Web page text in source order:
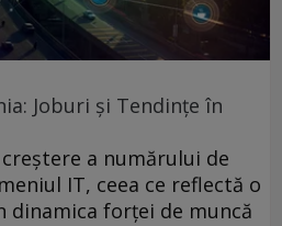
Joburi și Tendințe în
a numărului de
IT, ceea ce reflectă o
dinamica forței de muncă